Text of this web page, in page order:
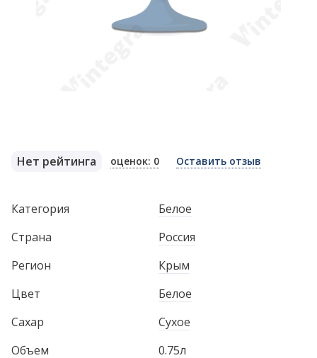
Нет рейтинга оценок: 0 Оставить отзыв
Категория
Белое
Страна
Россия
Регион
Крым
Цвет
Белое
Сахар
Сухое
Объем
0.75л